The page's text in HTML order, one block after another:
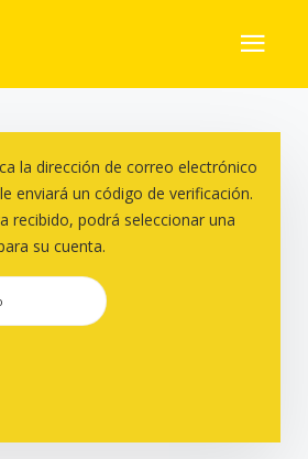
la dirección de correo electrónico
enviará un código de verificación.
recibido, podrá seleccionar una
su cuenta.